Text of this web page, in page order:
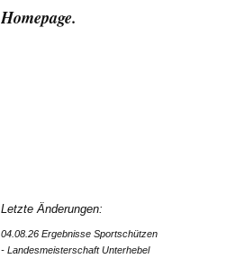
Homepage.
Letzte Änderungen:
04.08.26 Ergebnisse Sportschützen
- Landesmeisterschaft Unterhebel